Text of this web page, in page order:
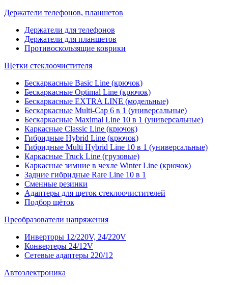
Держатели телефонов, планшетов
Держатели для телефонов
Держатели для планшетов
Противоскользящие коврики
Щетки стеклоочистителя
Бескаркасные Basic Line (крючок)
Бескаркасные Optimal Line (крючок)
Бескаркасные EXTRA LINE (модельные)
Бескаркасные Multi-Cap 6 в 1 (универсальные)
Бескаркасные Maximal Line 10 в 1 (универсальные)
Каркасные Classic Line (крючок)
Гибридные Hybrid Line (крючок)
Гибридные Multi Hybrid Line 10 в 1 (универсальные)
Каркасные Truck Line (грузовые)
Каркасные зимние в чехле Winter Line (крючок)
Задние гибридные Rare Line 10 в 1
Сменные резинки
Адаптеры для щеток стеклоочистителей
Подбор щёток
Преобразователи напряжения
Инверторы 12/220V, 24/220V
Конвертеры 24/12V
Сетевые адаптеры 220/12
Автоэлектроника